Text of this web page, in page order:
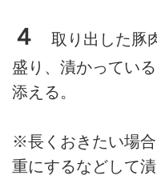
４
取り出した豚
盛り、漬かってい
添える。
※長くおきたい場
重にするなどして